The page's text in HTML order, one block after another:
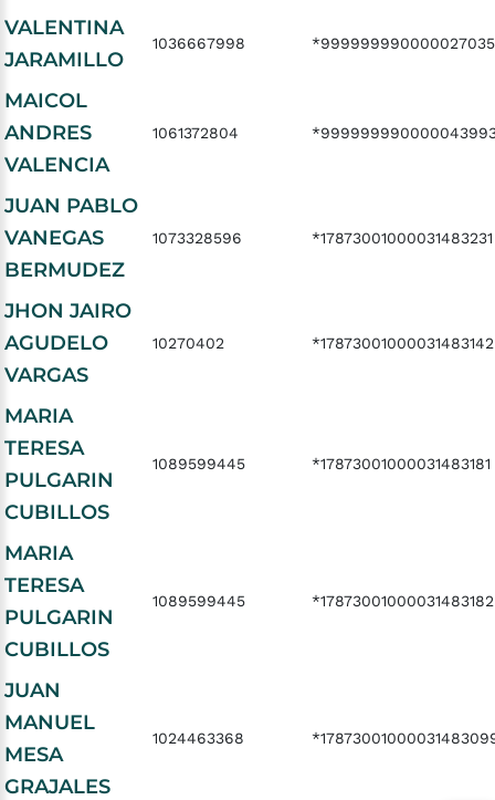
VALENTINA
JARAMILLO
1036667998
MAICOL
ANDRES
VALENCIA
1061372804
JUAN PABLO
VANEGAS
BERMUDEZ
1073328596 *17873001000031483231
JHON JAIRO
AGUDELO
VARGAS
10270402 *17873001000031483142
MARIA
TERESA
PULGARIN
CUBILLOS
1089599445 *17873001000031483181
MARIA
TERESA
PULGARIN
CUBILLOS
1089599445 *17873001000031483182
JUAN
MANUEL
MESA
GRAJALES
1024463368